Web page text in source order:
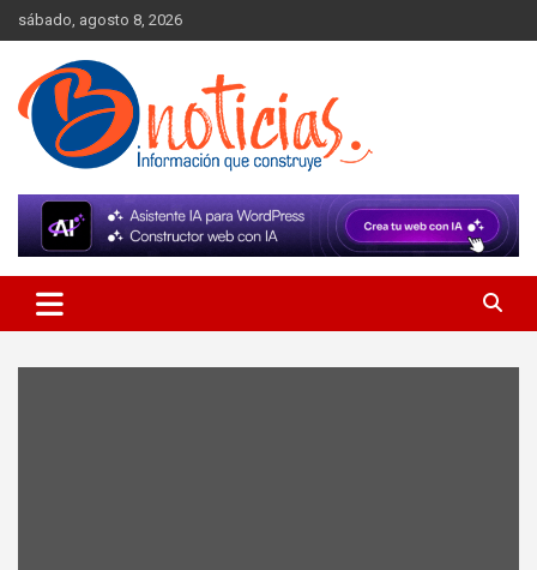
Skip
to
content
sábado, agosto 8, 2026
BNoticias